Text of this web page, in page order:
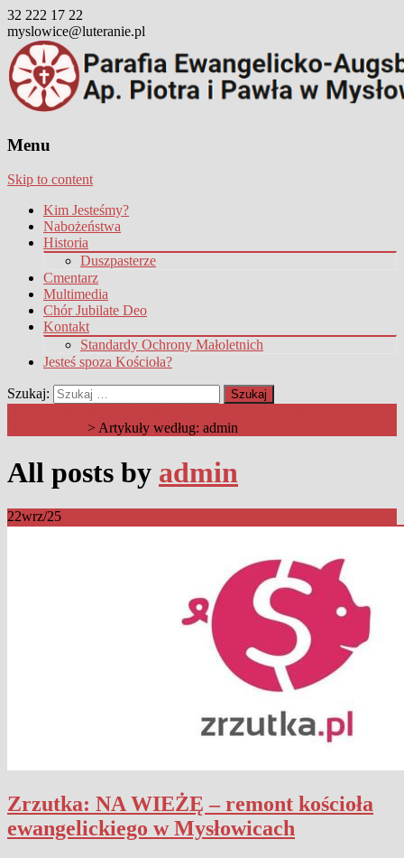
32 222 17 22
myslowice@luteranie.pl
Menu
Skip to content
Kim Jesteśmy?
Nabożeństwa
Historia
Duszpasterze
Cmentarz
Multimedia
Chór Jubilate Deo
Kontakt
Standardy Ochrony Małoletnich
Jesteś spoza Kościoła?
Szukaj:
>Artykuły według: admin
All posts by admin
22wrz/25
Zrzutka: NA WIEŻĘ – remont kościoła
ewangelickiego w Mysłowicach